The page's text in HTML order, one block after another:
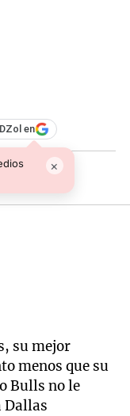
en
×
su mejor
menos que su
Bulls no le
Dallas